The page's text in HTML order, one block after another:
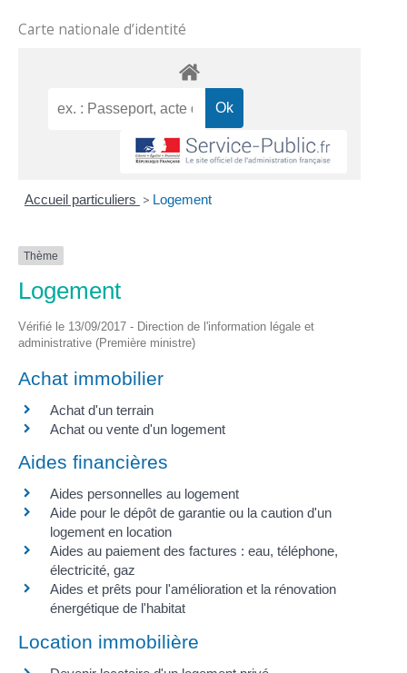
Carte nationale d’identité
Accueil particuliers > Logement
Thème
Logement
Vérifié le 13/09/2017 - Direction de l'information légale et
administrative (Première ministre)
Achat immobilier
Achat d'un terrain
Achat ou vente d'un logement
Aides financières
Aides personnelles au logement
Aide pour le dépôt de garantie ou la caution d'un
logement en location
Aides au paiement des factures : eau, téléphone,
électricité, gaz
Aides et prêts pour l'amélioration et la rénovation
énergétique de l'habitat
Location immobilière